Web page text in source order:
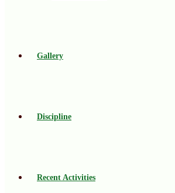
Gallery
Discipline
Recent Activities